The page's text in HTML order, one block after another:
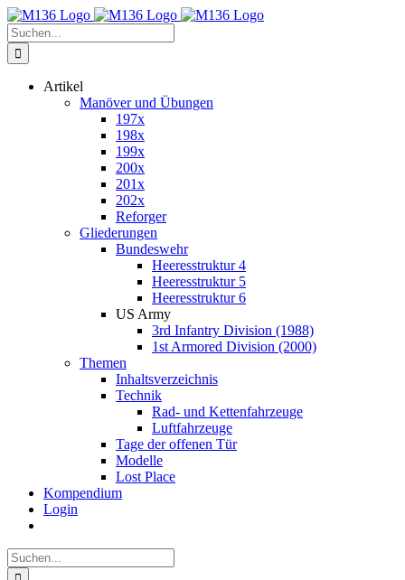
Zum
Inhalt
springen
Suche
nach:
Artikel
Manöver und Übungen
197x
198x
199x
200x
201x
202x
Reforger
Gliederungen
Bundeswehr
Heeresstruktur 4
Heeresstruktur 5
Heeresstruktur 6
US Army
3rd Infantry Division (1988)
1st Armored Division (2000)
Themen
Inhaltsverzeichnis
Technik
Rad- und Kettenfahrzeuge
Luftfahrzeuge
Tage der offenen Tür
Modelle
Lost Place
Kompendium
Login
Suche
nach: